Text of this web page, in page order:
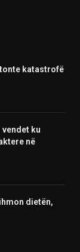
katastrofë
ku
në
dietën,